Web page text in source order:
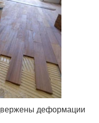
деформации